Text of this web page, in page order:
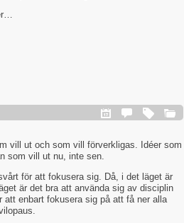
vill ut och som vill förverkligas. Idéer som
som vill ut nu, inte sen.
för att fokusera sig. Då, i det läget är
är det bra att använda sig av disciplin
enbart fokusera sig på att få ner alla